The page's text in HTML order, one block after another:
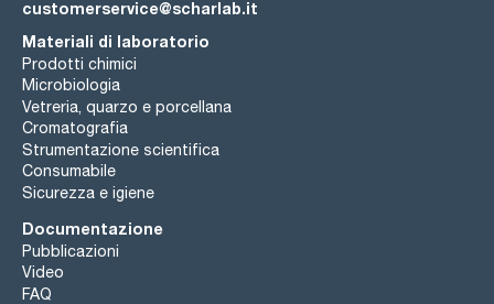
customerservice@scharlab.it
Materiali di laboratorio
Prodotti chimici
Microbiologia
Vetreria, quarzo e porcellana
Cromatografia
Strumentazione scientifica
Consumabile
Sicurezza e igiene
Documentazione
Pubblicazioni
Video
FAQ